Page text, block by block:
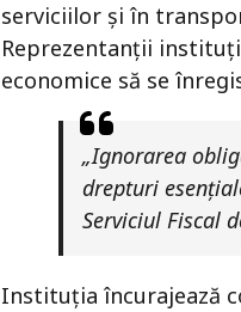
serviciilor și în
Reprezentanții
economice să se
„Ignorarea
drepturi
Serviciul Fiscal
Instituția încurajează